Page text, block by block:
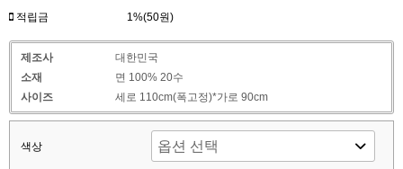
적립금 1%(50원)
제조사
대한민국
소재
면 100% 20수
사이즈
세로 110cm(폭고정)*가로 90cm
색상